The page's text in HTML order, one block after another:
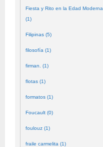
Fiesta y Rito en la Edad Moderna
(1)
Filipinas (5)
filosofía (1)
firman. (1)
flotas (1)
formatos (1)
Foucault (0)
foulouz (1)
fraile carmelita (1)